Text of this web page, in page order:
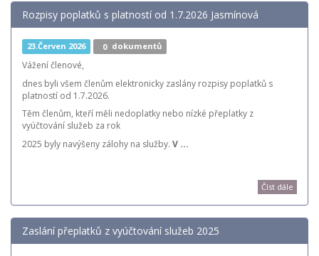
Rozpisy poplatků s platností od 1.7.2026 Jasmínová
23.Červen 2026 0 dokumentů
Vážení členové,
dnes byli všem členům elektronicky zaslány rozpisy poplatků s
platností od 1.7.2026.
Těm členům, kteří měli nedoplatky nebo nízké přeplatky z
vyúčtování služeb za rok
2025 byly navýšeny zálohy na služby. V ...
Číst dále
Zaslání přeplatků z vyúčtování služeb 2025